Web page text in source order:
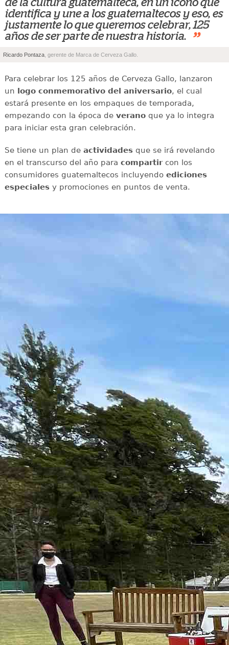
de la cultura guatemalteca, en un ícono que
identifica y une a los guatemaltecos y eso, es
justamente lo que queremos celebrar, 125
años de ser parte de nuestra historia.
”
Ricardo Pontaza, gerente de Marca de Cerveza Gallo.
Para celebrar los 125 años de Cerveza Gallo, lanzaron
un
logo conmemorativo del aniversario, el cual
estará presente en los empaques de temporada,
empezando con la época de veranoque ya lo integra
para iniciar esta gran celebración.
Se tiene un plan de actividadesque se irá revelando
en el transcurso del año para compartircon los
consumidores guatemaltecos incluyendo ediciones
especialesy promociones en puntos de venta.